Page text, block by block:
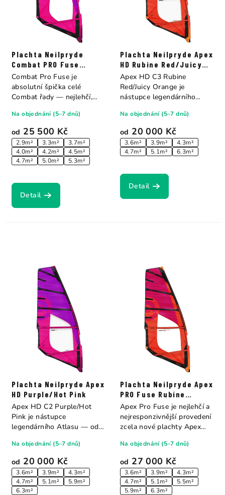
Plachta Neilpryde
Combat PRO Fuse
Purple/Hot Pink
od 25 500 Kč
2.9m² 3.3m²
3.7m²
4.0m²
4.2m²
4.5m²
4.7m²
5.0m² 5.3m²
Na objednání (5–7 dnů)
Detail
Combat Pro Fuse je
absolutní špička celé
Combat řady — nejlehčí,
Plachta Neilpryde Apex
HD Rubine Red/Juicy
Orange
od 20 000 Kč
3.6m² 3.9m²
4.3m²
4.7m²
5.1m² 6.3m²
Na objednání (5–7 dnů)
Detail
Apex HD C3 Rubine
Red/Juicy Orange je
nástupce legendárního
Plachta Neilpryde Apex
HD Purple/Hot Pink
od 20 000 Kč
3.6m² 3.9m²
4.3m²
4.7m²
5.1m²
5.9m²
6.3m²
Na objednání (5–7 dnů)
Apex HD C2 Purple/Hot
Pink je nástupce
legendárního Atlasu — od
Plachta Neilpryde Apex
PRO Fuse Rubine
Red/Juicy Orange
od 27 000 Kč
3.6m² 3.9m²
4.3m²
4.7m²
5.1m²
5.5m²
5.9m²
6.3m²
Na objednání (5–7 dnů)
Apex Pro Fuse je nejlehčí a
nejresponzivnější provedení
zcela nové plachty Apex